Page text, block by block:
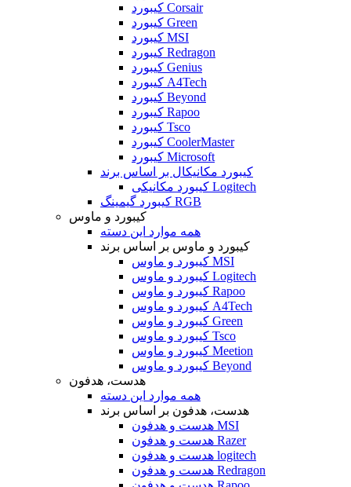
کیبورد Corsair
کیبورد Green
کیبورد MSI
کیبورد Redragon
کیبورد Genius
کیبورد A4Tech
کیبورد Beyond
کیبورد Rapoo
کیبورد Tsco
کیبورد CoolerMaster
کیبورد Microsoft
کیبورد مکانیکال بر اساس برند
کیبورد مکانیکی Logitech
کیبورد گیمینگ RGB
کیبورد و ماوس
همه موارد این دسته
کیبورد و ماوس بر اساس برند
کیبورد و ماوس MSI
کیبورد و ماوس Logitech
کیبورد و ماوس Rapoo
کیبورد و ماوس A4Tech
کیبورد و ماوس Green
کیبورد و ماوس Tsco
کیبورد و ماوس Meetion
کیبورد و ماوس Beyond
هدست، هدفون
همه موارد این دسته
هدست، هدفون بر اساس برند
هدست و هدفون MSI
هدست و هدفون Razer
هدست و هدفون logitech
هدست و هدفون Redragon